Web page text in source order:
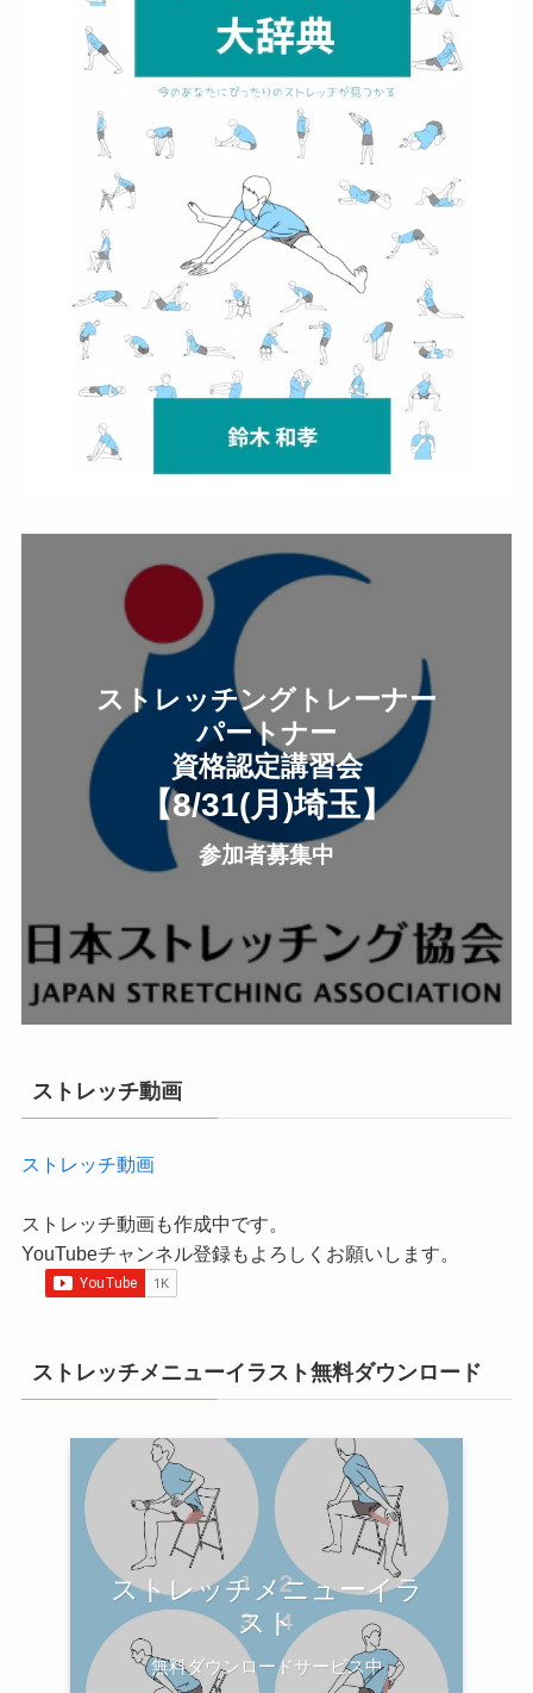
ストレッチングトレーナー
パートナー
資格認定講習会
【8/31(月 )埼玉】
参加者募集中
ストレッチ動画
ストレッチ動画
ストレッチ動画も作成中です。
YouTubeチャンネル登録もよろしくお願いします。
ストレッチメニューイラスト無料ダウンロード
ストレッチメニューイラ
スト
無料ダウンロードサービス中